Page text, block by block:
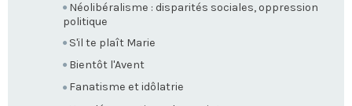
Néolibéralisme : disparités sociales, oppression
politique
S'il te plaît Marie
Bientôt l'Avent
Fanatisme et idôlatrie